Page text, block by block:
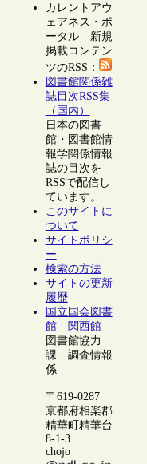
カレントアウ
ェアネス・ポ
ータル 新規
掲載コンテン
ツのRSS：
図書館関係雑
誌目次RSS集
（国内）
日本の図書
館・図書館情
報学関係情報
誌の目次を
RSSで配信し
ています。
このサイトに
ついて
サイトポリシ
ー
検索の方法
サイトの更新
履歴
国立国会図書
館 関西館
図書館協力
課 調査情報
係
〒619-0287
京都府相楽郡
精華町精華台
8-1-3
chojo